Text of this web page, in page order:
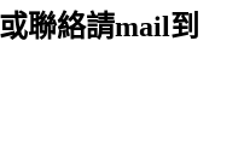
聯絡請mail到